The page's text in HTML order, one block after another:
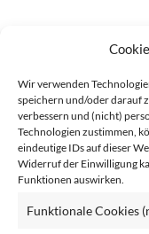
Wir verwenden
speichern und/oder darauf
verbessern und (nicht)
Technologien zustimmen,
eindeutige IDs auf dieser
Widerruf der Einwilligung
Funktionen auswirken.
Funktionale Cookies